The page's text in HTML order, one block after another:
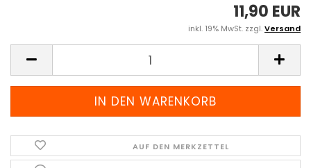
11,90 EUR
inkl. 19% MwSt. zzgl.Versand
AUF DEN MERKZETTEL